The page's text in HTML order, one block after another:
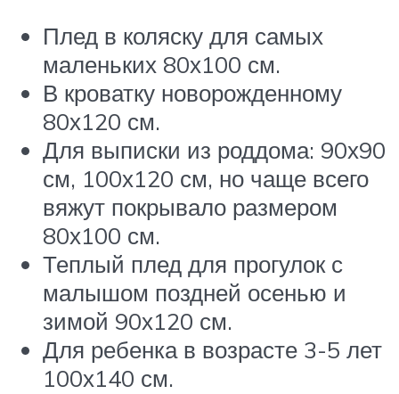
Плед в коляску для самых
маленьких 80х100 см.
В кроватку новорожденному
80х120 см.
Для выписки из роддома: 90х90
см, 100х120 см, но чаще всего
вяжут покрывало размером
80х100 см.
Теплый плед для прогулок с
малышом поздней осенью и
зимой 90х120 см.
Для ребенка в возрасте 3-5 лет
100х140 см.